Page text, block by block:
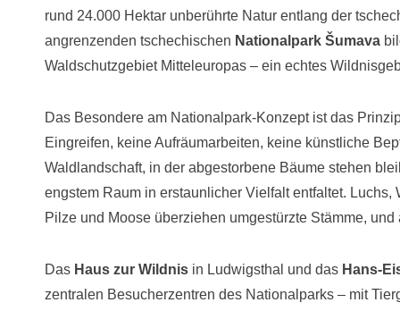
rund 24.000 Hektar unberührte Natur entlang der
angrenzenden tschechischen Nationalpark Šumava
Waldschutzgebiet Mitteleuropas – ein echtes
Das Besondere am Nationalpark-Konzept ist das
Eingreifen, keine Aufräumarbeiten, keine künstliche
Waldlandschaft, in der abgestorbene Bäume stehen
engstem Raum in erstaunlicher Vielfalt entfaltet.
Pilze und Moose überziehen umgestürzte Stämme,
Das Haus zur Wildnis in Ludwigsthal und das Hans-
zentralen Besucherzentren des Nationalparks – mit